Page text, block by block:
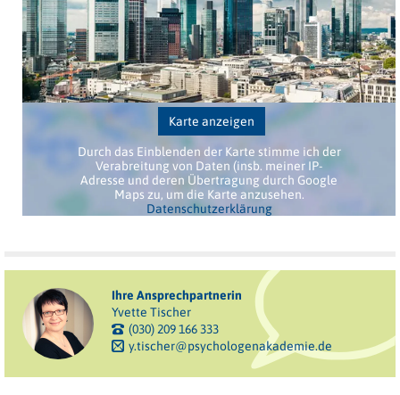
Karte anzeigen
Durch das Einblenden der Karte stimme ich der
Verabreitung von Daten (insb. meiner IP-
Adresse und deren Übertragung durch Google
Maps zu, um die Karte anzusehen.
Datenschutzerklärung
Ihre Ansprechpartnerin
Yvette Tischer
(030) 209 166 333
y.tischer@psychologenakademie.de